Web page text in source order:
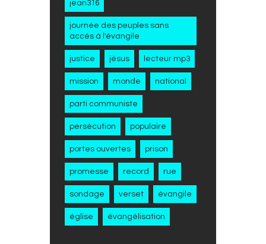
jean316
journée des peuples sans
accès à l'évangile
justice jésus lecteur mp3
mission monde national
parti communiste
persécution populaire
portes ouvertes prison
promesse record rue
sondage verset évangile
église évangélisation